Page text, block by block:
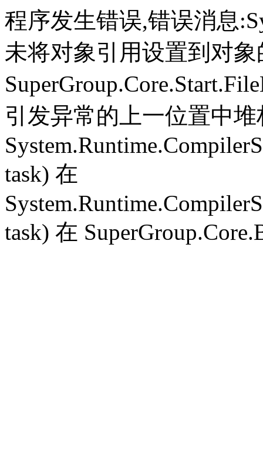
程序发生错误,错误消息
未将对象引用设置到对
引发异常的上一位置中
task) 在
task) 在